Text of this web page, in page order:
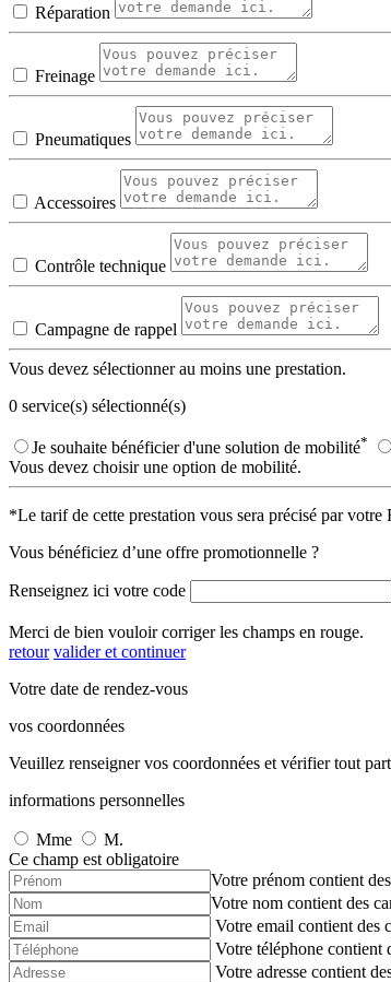
Réparation
Freinage
Pneumatiques
Accessoires
Contrôle technique
Campagne de rappel
Vous devez sélectionner au moins une prestation.
0 service(s) sélectionné(s)
Je souhaite bénéficier d'une solution de mobilité*
Vous devez choisir une option de mobilité.
*Le tarif de cette prestation vous sera précisé par votre
Vous bénéficiez d’une offre promotionnelle ?
Renseignez ici votre code
Merci de bien vouloir corriger les champs en rouge.
retour valider et continuer
Votre date de rendez-vous
vos coordonnées
Veuillez renseigner vos coordonnées et vérifier tout
informations personnelles
Mme
M.
Ce champ est obligatoire
Votre prénom contient
Votre nom contient des
Votre email contient des
Votre téléphone contient
Votre adresse contient